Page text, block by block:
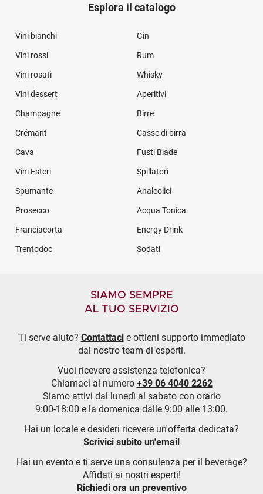
Esplora il catalogo
Vini bianchi Gin
Vini rossi Rum
Vini rosati Whisky
Vini dessert Aperitivi
Champagne Birre
Crémant Casse di birra
Cava Fusti Blade
Vini Esteri Spillatori
Spumante Analcolici
Prosecco Acqua Tonica
Franciacorta Energy Drink
Trentodoc Sodati
SIAMO SEMPRE
AL TUO SERVIZIO
Ti serve aiuto? Contattacie ottieni supporto immediato
dal nostro team di esperti.
Vuoi ricevere assistenza telefonica?
Chiamaci al numero +39 06 4040 2262
Siamo attivi dal lunedì al sabato con orario
9:00-18:00 e la domenica dalle 9:00 alle 13:00.
Hai un locale e desideri ricevere un'offerta dedicata?
Scrivici subito un'email
Hai un evento e ti serve una consulenza per il beverage?
Affidati ai nostri esperti!
Richiedi ora un preventivo